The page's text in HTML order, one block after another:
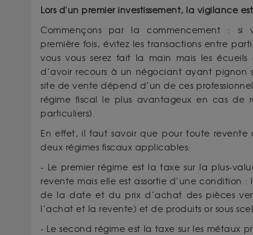
Lors d'un premier investissement, la vigilance
Commençons par la commencement : si
première fois, évitez les transactions entre
vous vous serez fait la main mais les
d’avoir recours à un négociant ayant pignon
site de vente dépend d’un de ces
régime fiscal le plus avantageux en cas de
particuliers).
En effet, il faut savoir que pour toute revente
deux régimes fiscaux applicables:
- Le premier régime est la taxe sur la plus-
revente mais elle est assortie d’une condition
de la date et du prix d’achat des pièces
l’achat et la revente) et de produits or sous
- Le second régime est la taxe sur les métaux